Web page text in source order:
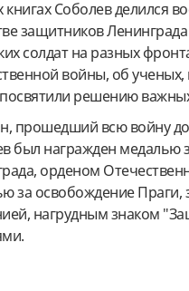
книгах Соболев делился
защитников
солдат на разных
войны, об
решению
прошедший всю войну
был награжден медалью
орденом
за освобождение Праги,
нагрудным знаком